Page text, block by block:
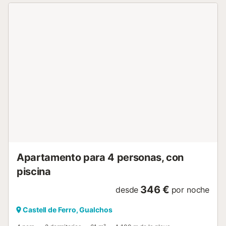
Apartamento para 4 personas, con
piscina
desde 346 € por noche
Castell de Ferro, Gualchos